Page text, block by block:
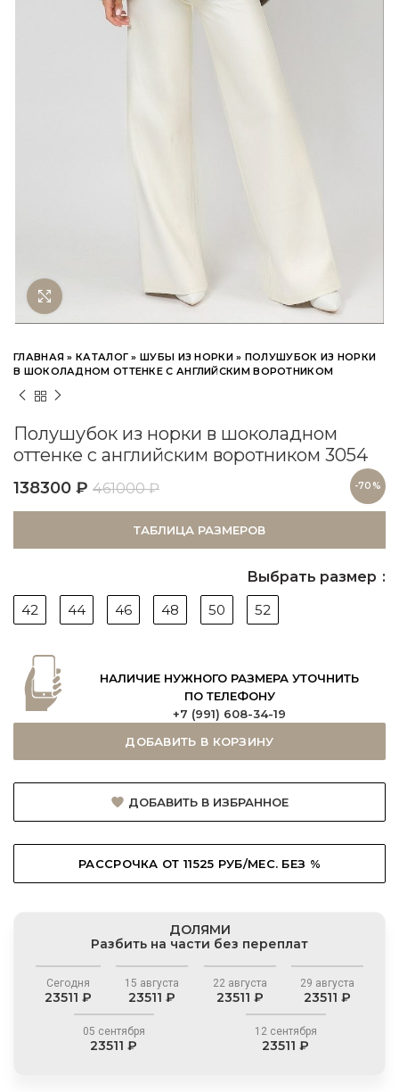
Нажмите чтобы увеличить
ГЛАВНАЯ »КАТАЛОГ »ШУБЫ ИЗ НОРКИ» ПОЛУШУБОК ИЗ НОРКИ
В ШОКОЛАДНОМ ОТТЕНКЕ С АНГЛИЙСКИМ ВОРОТНИКОМ
Полушубок из норки в шоколадном
оттенке с английским воротником 3054
138300 ₽ 461000₽ -70%
ТАБЛИЦА РАЗМЕРОВ
Выбрать размер
42
44 46 48 50 52
НАЛИЧИЕ НУЖНОГО РАЗМЕРА УТОЧНИТЬ
ПО ТЕЛЕФОНУ
+7 (991) 608-34-19
ДОБАВИТЬ В КОРЗИНУ
ДОБАВИТЬ В ИЗБРАННОЕ
РАССРОЧКА ОТ 11525 РУБ/МЕС. БЕЗ %
ДОЛЯМИ
Разбить на части без переплат
Сегодня
23511 ₽
15 августа
23511 ₽
22 августа
23511 ₽
29 августа
23511 ₽
05 сентября
23511 ₽
12 сентября
23511 ₽